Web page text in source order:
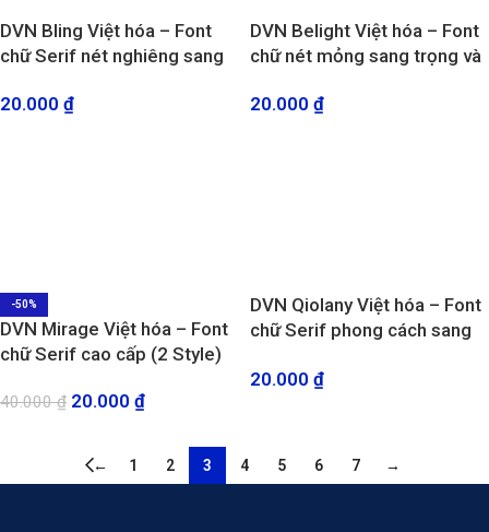
DVN Bling Việt hóa – Font
chữ Serif nét nghiêng sang
20.000 ₫
DVN Belight Việt hóa – Font
chữ nét mỏng sang trọng và
20.000 ₫
-50%
DVN Mirage Việt hóa – Font
chữ Serif cao cấp (2 Style)
40.000₫ 20.000 ₫
DVN Qiolany Việt hóa – Font
chữ Serif phong cách sang
20.000 ₫
← 1 2 3 4 5 6 7 →